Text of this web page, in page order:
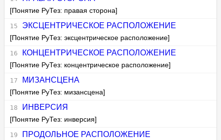
[Понятие РуТез: правая сторона]
ЭКСЦЕНТРИЧЕСКОЕ РАСПОЛОЖЕНИЕ
[Понятие РуТез: эксцентрическое расположение]
КОНЦЕНТРИЧЕСКОЕ РАСПОЛОЖЕНИЕ
[Понятие РуТез: концентрическое расположение]
МИЗАНСЦЕНА
[Понятие РуТез: мизансцена]
ИНВЕРСИЯ
[Понятие РуТез: инверсия]
ПРОДОЛЬНОЕ РАСПОЛОЖЕНИЕ